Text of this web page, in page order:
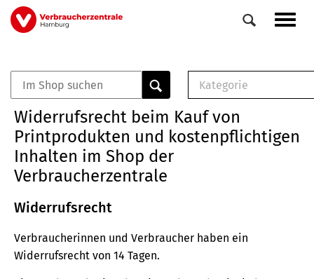
Direkt
zum
Veranstaltungen
0
Elemente
Kategorie
Musterbrief (RTF)
E-Broschüre
Widerrufsrecht beim Kauf von
Printprodukten und kostenpflichtigen
Inhalten im Shop der
Verbraucherzentrale
Widerrufsrecht
Verbraucherinnen und Verbraucher haben ein
Widerrufsrecht von 14 Tagen.